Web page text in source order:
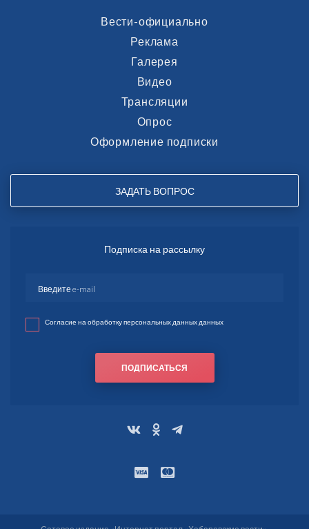
Вести-официально
Реклама
Галерея
Видео
Трансляции
Опрос
Оформление подписки
ЗАДАТЬ ВОПРОС
Подписка на рассылку
Согласие на обработку персональных данных данных
ПОДПИСАТЬСЯ